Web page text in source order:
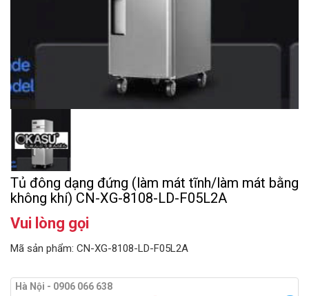
Tủ đông dạng đứng (làm mát tĩnh/làm mát bằng
không khí) CN-XG-8108-LD-F05L2A
Vui lòng gọi
Mã sản phẩm: CN-XG-8108-LD-F05L2A
Hà Nội - 0906 066 638